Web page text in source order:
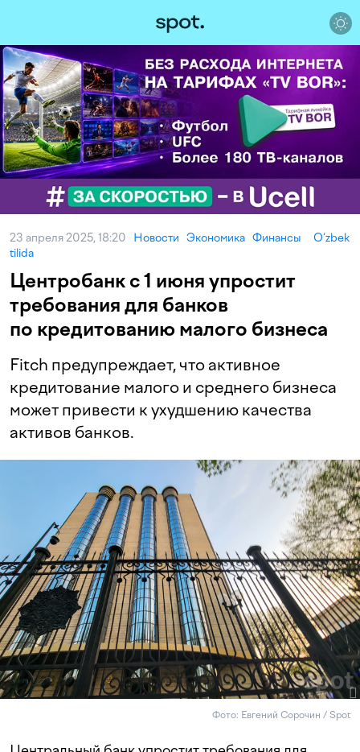
23 апреля 2025, 18:20 Новости Экономика Финансы
O‘zbek
tilida
Центробанк с 1 июня упростит
требования для банков
по кредитованию малого бизнеса
Fitch предупреждает, что активное
кредитование малого и среднего бизнеса
может привести к ухудшению качества
активов банков.
Фото: Евгений Сорочин / Spot